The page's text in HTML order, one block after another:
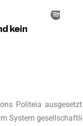
Poli­te­ia
Sys­tem